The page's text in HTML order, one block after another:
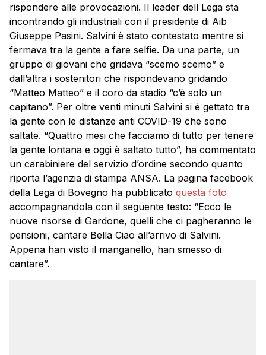
rispondere alle provocazioni. Il leader dell Lega sta
incontrando gli industriali con il presidente di Aib
Giuseppe Pasini. Salvini è stato contestato mentre si
fermava tra la gente a fare selfie. Da una parte, un
gruppo di giovani che gridava “scemo scemo” e
dall’altra i sostenitori che rispondevano gridando
“Matteo Matteo” e il coro da stadio “c’è solo un
capitano”. Per oltre venti minuti Salvini si è gettato tra
la gente con le distanze anti COVID-19 che sono
saltate. “Quattro mesi che facciamo di tutto per tenere
la gente lontana e oggi è saltato tutto”, ha commentato
un carabiniere del servizio d’ordine secondo quanto
riporta l’agenzia di stampa ANSA. La pagina facebook
della Lega di Bovegno ha pubblicato questa foto
accompagnandola con il seguente testo: “Ecco le
nuove risorse di Gardone, quelli che ci pagheranno le
pensioni, cantare Bella Ciao all’arrivo di Salvini.
Appena han visto il manganello, han smesso di
cantare”.